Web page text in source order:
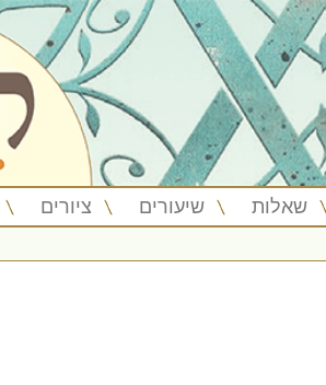
שאלות שיעורים ציורים